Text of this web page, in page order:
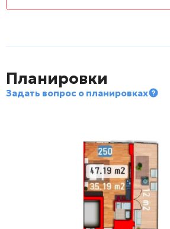
Планировки
Задать вопрос о планировках